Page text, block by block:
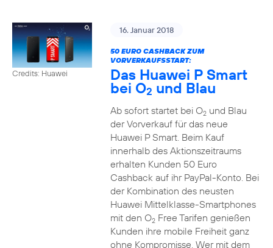
Credits: Huawei
16. Januar 2018
50 EURO CASHBACK ZUM
VORVERKAUFSSTART:
Das Huawei P Smart
bei O2 und Blau
Ab sofort startet bei O2und Blau
der Vorverkauf für das neue
Huawei P Smart. Beim Kauf
innerhalb des Aktionszeitraums
erhalten Kunden 50 Euro
Cashback auf ihr PayPal-Konto. Bei
der Kombination des neusten
Huawei Mittelklasse-Smartphones
mit den O2Free Tarifen genießen
Kunden ihre mobile Freiheit ganz
ohne Kompromisse. Wer mit dem